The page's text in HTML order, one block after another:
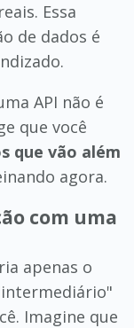
Essa
de dados é
API não é
que você
que vão além
agora.
com uma
apenas o
Imagine que